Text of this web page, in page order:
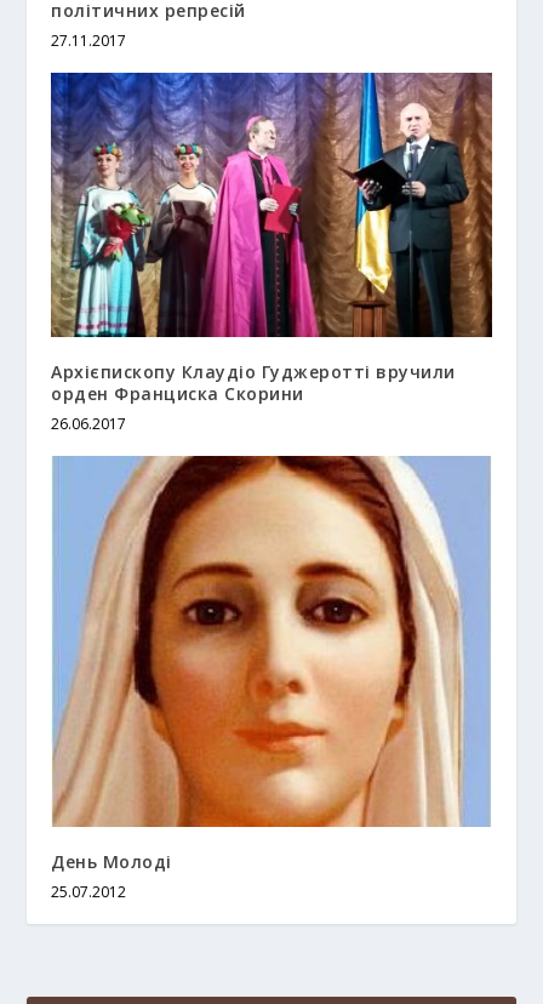
політичних репресій
27.11.2017
Архієпископу Клаудіо Гуджеротті вручили
орден Франциска Скорини
26.06.2017
День Молоді
25.07.2012